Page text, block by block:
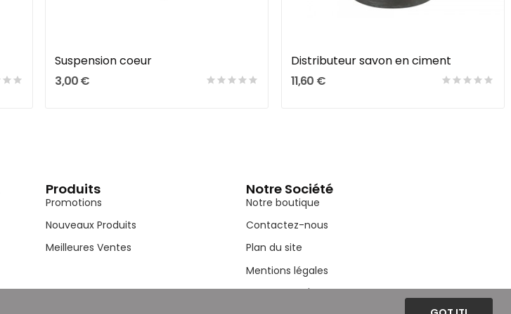
Suspension coeur
3,00 €
Distributeur savon en ciment
11,60 €
Produits
Promotions
Nouveaux Produits
Meilleures Ventes
Notre Société
Notre boutique
Contactez-nous
Plan du site
Mentions légales
Conditions d'utilisation